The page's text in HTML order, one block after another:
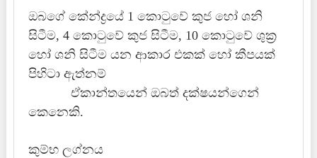
ඔබගේ කේන්ද්‍රයේ 1 කොටුවේ කුජ හෝ ශනි
සිටීම, 4 කොටුවේ කුජ සිටීම, 10 කොටුවේ ශුක්‍ර
හෝ ශනි සිටීම යන ආකාර එකක් හෝ කීපයක්
පිහිටා ඇත්නම්
ඒකාන්තයෙන් ඔබත් දක්ෂයන්ගෙන්
කෙනෙකි.
කුම්භ ලග්නය